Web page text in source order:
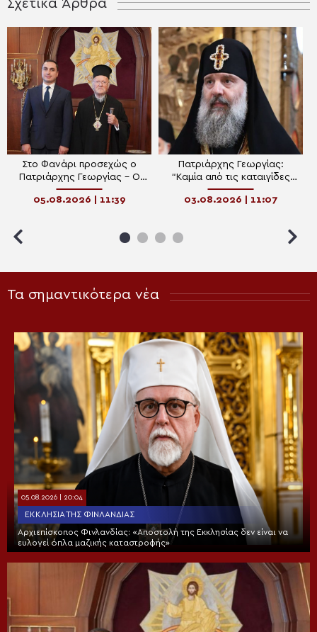
Σχετικά Άρθρα
Στο Φανάρι προσεχώς ο
Πατριάρχης Γεωργίας – Ο
επικεφαλής της
Κυβερνήσεως της
05.08.2026 | 11:39
Πατριάρχης Γεωργίας:
“Καμία από τις καταιγίδες
που έπληξαν την Εκκλησία
και το έθνος δεν φόβισε τον
03.08.2026 | 11:07
Τα σημαντικότερα νέα
05.08.2026 | 20:04
ΕΚΚΛΗΣΊΑ ΤΗΣ ΦΙΝΛΑΝΔΊΑΣ
Αρχιεπίσκοπος Φινλανδίας: «Αποστολή της Εκκλησίας δεν είναι να
ευλογεί όπλα μαζικής καταστροφής»